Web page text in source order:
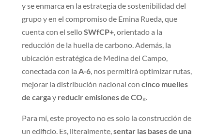
y se enmarca en la estrategia de sostenibilidad del
grupo y en el compromiso de Emina Rueda, que
cuenta con el selloSWfCP+, orientado a la
reducción de la huella de carbono. Además, la
ubicación estratégica de Medina del Campo,
conectada con la A-6, nos permitirá optimizar rutas,
mejorar la distribución nacional con cinco muelles
de cargay reducir emisiones de CO₂.
Para mí, este proyecto no es solo la construcción de
un edificio. Es, literalmente,sentar las bases de una